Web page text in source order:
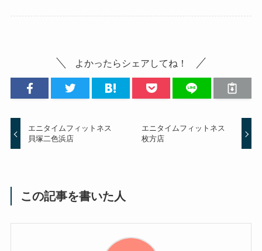
よかったらシェアしてね！
エニタイムフィットネス
貝塚二色浜店
エニタイムフィットネス
枚方店
この記事を書いた人